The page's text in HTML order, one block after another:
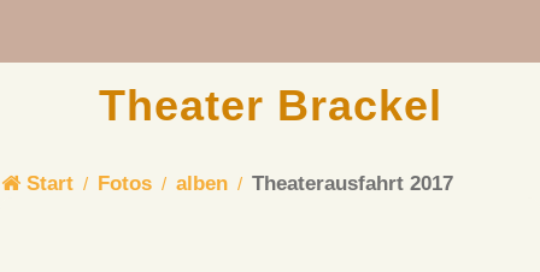
Theater Brackel
Start Fotos alben Theaterausfahrt 2017